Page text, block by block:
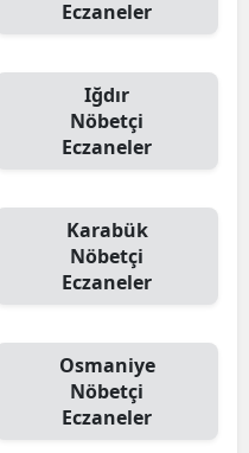
Eczaneler
Iğdır
Nöbetçi
Eczaneler
Karabük
Nöbetçi
Eczaneler
Osmaniye
Nöbetçi
Eczaneler